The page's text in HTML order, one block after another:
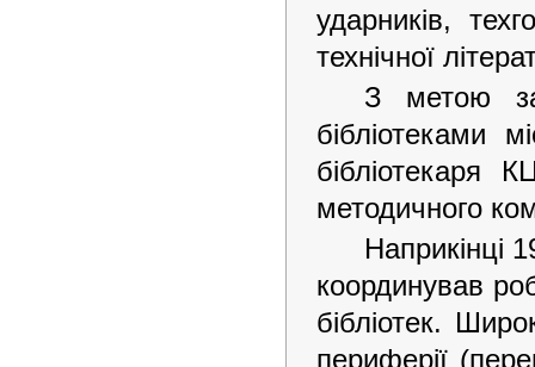
ударників,
технічної
З метою
бібліотеками
бібліотекаря
методичного
Наприкінці
координував
бібліотек.
периферії